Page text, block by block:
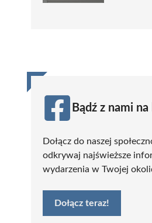
Bądź z nami
Dołącz do naszej
odkrywaj najświeższe
wydarzenia w Twojej
Dołącz teraz!